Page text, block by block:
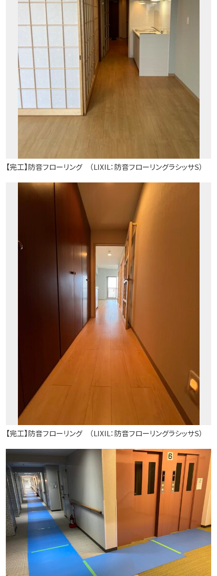
【完工】防音フローリング （LIXIL：防音フローリングラシッサS）
【完工】防音フローリング （LIXIL：防音フローリングラシッサS）